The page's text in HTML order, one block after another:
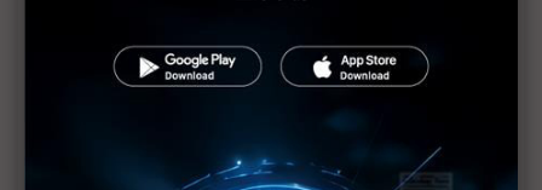
新纖：地緣風險是危機也是轉機 三大布局推進成長
台美投資MOU關稅優惠先落地 汽車零組件15%、航